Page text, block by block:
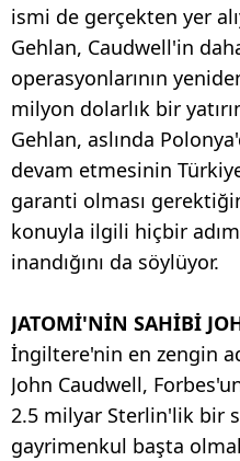
ismi de gerçekten yer
Gehlan, Caudwell'in
operasyonlarının
milyon dolarlık bir
Gehlan, aslında
devam etmesinin
garanti olması
konuyla ilgili hiçbir adım
inandığını da söylüyor.
JATOMİ'NİN SAHİBİ
İngiltere'nin en zengin
John Caudwell,
2.5 milyar Sterlin'lik bir
gayrimenkul başta